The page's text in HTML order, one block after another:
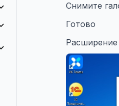
Снимите
Готово